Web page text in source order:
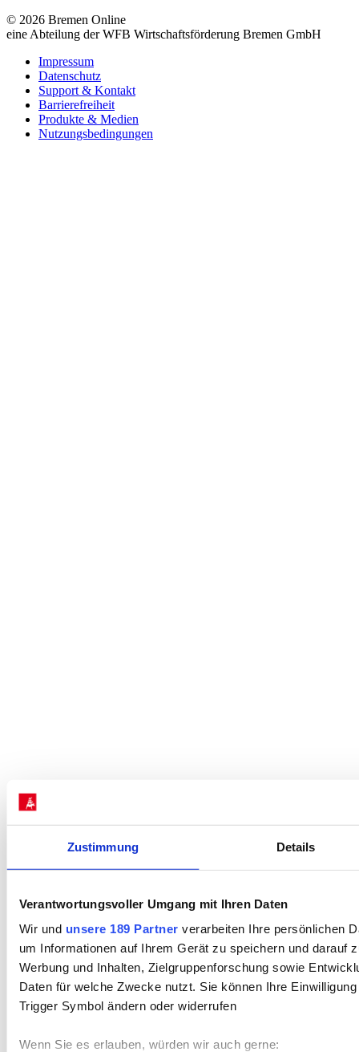
Zustimmung Details
Verantwortungsvoller Umgang mit Ihren Daten
Wir und unsere 189 Partner verarbeiten Ihre persönlichen
um Informationen auf Ihrem Gerät zu speichern und darauf
Werbung und Inhalten, Zielgruppenforschung sowie
Daten für welche Zwecke nutzt. Sie können Ihre
Trigger Symbol ändern oder widerrufen
Wenn Sie es erlauben, würden wir auch gerne:
© 2026 Bremen Online
eine Abteilung der WFB Wirtschaftsförderung Bremen GmbH
Impressum
Datenschutz
Support & Kontakt
Barrierefreiheit
Produkte & Medien
Nutzungsbedingungen